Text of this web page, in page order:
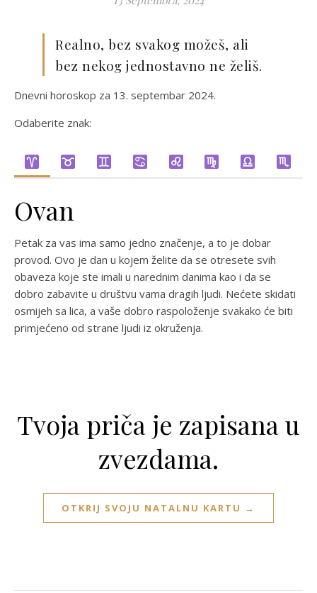
Realno, bez svakog možeš, ali
bez nekog jednostavno ne želiš.
Dnevni horoskop za 13. septembar 2024.
Odaberite znak:
Ovan
Petak za vas ima samo jedno značenje, a to je dobar
provod. Ovo je dan u kojem želite da se otresete svih
obaveza koje ste imali u narednim danima kao i da se
dobro zabavite u društvu vama dragih ljudi. Nećete skidati
osmijeh sa lica, a vaše dobro raspoloženje svakako će biti
primjećeno od strane ljudi iz okruženja.
Tvoja priča je zapisana u
zvezdama.
OTKRIJ SVOJU NATALNU KARTU →